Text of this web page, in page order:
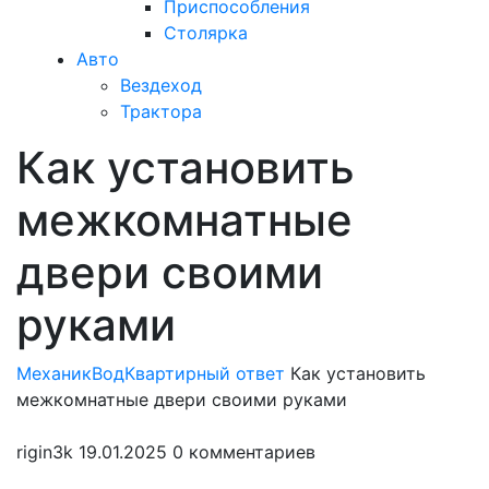
Приспособления
Столярка
Авто
Вездеход
Трактора
Закрыть
меню
Как установить
межкомнатные
двери своими
руками
МеханикВодКвартирный ответ Как установить
межкомнатные двери своими руками
rigin3k 19.01.2025 0 комментариев